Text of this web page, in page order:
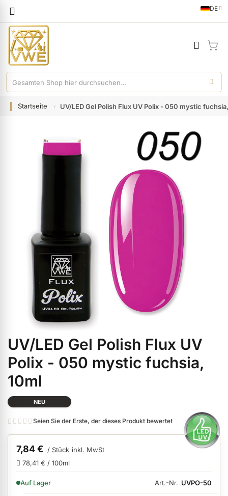
Sprache
DE
German
Weihnachtsmarkt anzeigen
Gel anzeigen
Farbgele anzeigen
Gel Polish anzeigen
Acryl anzeigen
Nagellack & Flüssigkeiten anzeigen
NailArt anzeigen
Nagelfeilen, Werkzeuge, Tips & Zubehör anzeigen
Startseite UV/LED Gel Polish Flux UV Polix - 050 mystic
Zum
Anfang
der
Bildgalerie
UV/LED Gel Polish Flux UV
Polix - 050 mystic fuchsia,
10ml
NEU
Seien Sie der Erste, der dieses Produkt bewertet
7,84 € / Stück inkl. MwSt
78,41 € / 100ml
VERFÜGBARKEIT:
Auf Lager Art.-Nr. UVPO-50